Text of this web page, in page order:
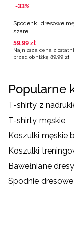
-33%
Spodenki dresowe
szare
59,99 zł
Najniższa cena z
przed obniżką 89,99 zł
Popularne
T-shirty z
T-shirty męskie
Bawełniane
Spodnie